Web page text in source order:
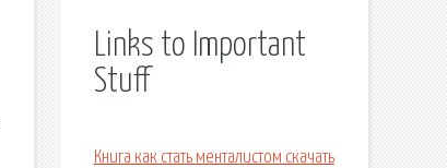
Links to Important
Stuff
Книга как стать менталистом скачать